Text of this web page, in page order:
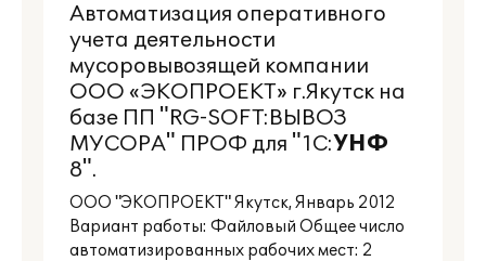
Автоматизация оперативного
учета деятельности
мусоровывозящей компании
ООО «ЭКОПРОЕКТ» г.Якутск на
базе ПП "RG-SOFT:ВЫВОЗ
МУСОРА" ПРОФ для "1С:УНФ
8".
ООО "ЭКОПРОЕКТ" Якутск, Январь 2012
Вариант работы: Файловый Общее число
автоматизированных рабочих мест: 2